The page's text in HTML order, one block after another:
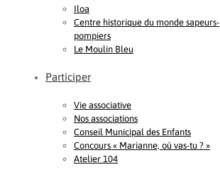
Iloa
Centre historique du monde sapeurs-
pompiers
Le Moulin Bleu
Participer
Vie associative
Nos associations
Conseil Municipal des Enfants
Concours « Marianne, où vas-tu ? »
Atelier 104